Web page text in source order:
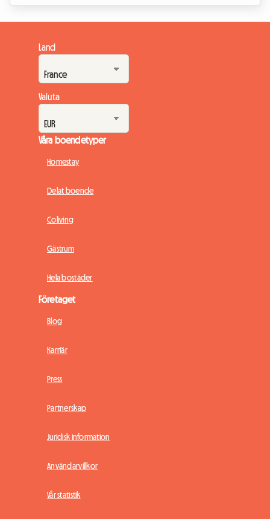
fullt ut uthyrning av rum och tillfälliga hyresavtal i det strikta
ramverket för Ley de Vivienda 2026. På Roomlala vet vi hur
oroväckande dessa lagändring...
Land
Valuta
Våra boendetyper
Homestay
Delat boende
Coliving
Gästrum
Hela bostäder
Företaget
Blog
Karriär
Press
Partnerskap
Juridisk information
Användarvillkor
Vår statistik